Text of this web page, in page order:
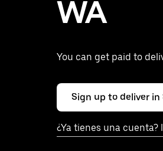
WA
You can get paid to
Sign up to deliver in
¿Ya tienes una cuenta?